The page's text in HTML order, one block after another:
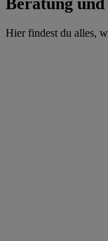
Hier findest du alles,